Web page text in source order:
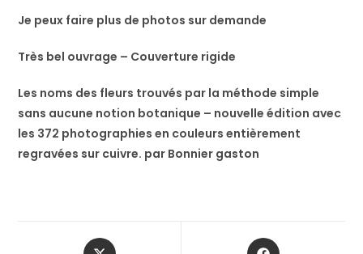
Je peux faire plus de photos sur demande
Très bel ouvrage – Couverture rigide
Les noms des fleurs trouvés par la méthode simple
sans aucune notion botanique – nouvelle édition avec
les 372 photographies en couleurs entièrement
regravées sur cuivre. par Bonnier gaston